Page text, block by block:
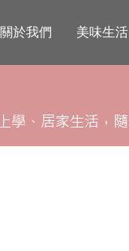
關於我們 美味生活